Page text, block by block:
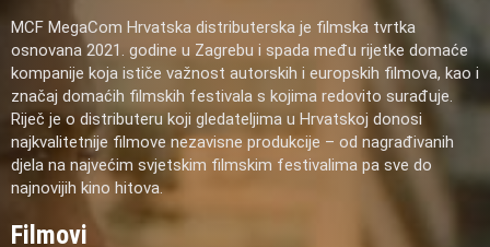
MCF MegaCom Hrvatska distributerska je filmska tvrtka
osnovana 2021. godine u Zagrebu i spada među rijetke domaće
kompanije koja ističe važnost autorskih i europskih filmova, kao i
značaj domaćih filmskih festivala s kojima redovito surađuje.
Riječ je o distributeru koji gledateljima u Hrvatskoj donosi
najkvalitetnije filmove nezavisne produkcije – od nagrađivanih
djela na najvećim svjetskim filmskim festivalima pa sve do
najnovijih kino hitova.
Filmovi